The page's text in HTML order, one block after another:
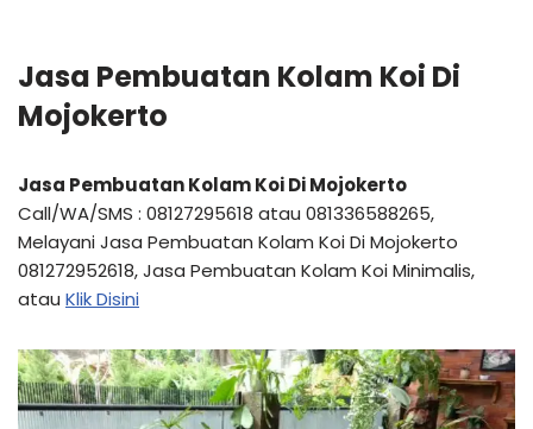
Jasa Pembuatan Kolam Koi Di
Mojokerto
Jasa Pembuatan Kolam Koi Di Mojokerto
Call/WA/SMS : 08127295618 atau 081336588265,
Melayani Jasa Pembuatan Kolam Koi Di Mojokerto
081272952618, Jasa Pembuatan Kolam Koi Minimalis,
atau Klik Disini